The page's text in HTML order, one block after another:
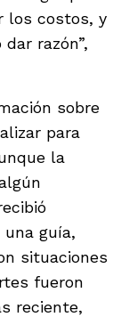
los costos, y
razón”,
sobre
para
la
guía,
situaciones
fueron
reciente,